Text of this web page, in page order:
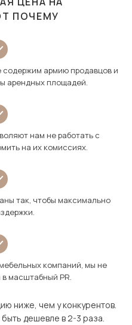
ПОЧЕМУ
содержим армию продавцов и
арендных площадей.
нам не работать с
на их комиссиях.
так, чтобы максимально
компаний, мы не
масштабный PR.
ниже, чем у конкурентов.
дешевле в 2-3 раза.